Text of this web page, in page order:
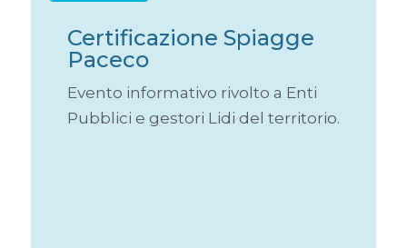
Certificazione Spiagge
Paceco
Evento informativo rivolto a Enti
Pubblici e gestori Lidi del territorio.